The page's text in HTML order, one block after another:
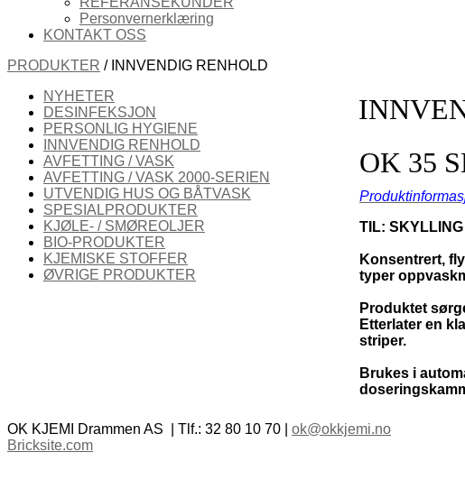
Personvernerklæring
KONTAKT OSS
PRODUKTER / INNVENDIG RENHOLD
NYHETER
DESINFEKSJON
PERSONLIG HYGIENE
INNVENDIG RENHOLD
AVFETTING / VASK
AVFETTING / VASK 2000-SERIEN
UTVENDIG HUS OG BÅTVASK
SPESIALPRODUKTER
KJØLE- / SMØREOLJER
BIO-PRODUKTER
KJEMISKE STOFFER
ØVRIGE PRODUKTER
OK 35
TIL:
Konsentrert,
typer
Produktet
Etterlater en
striper.
Brukes i
OK KJEMI Drammen AS | Tlf.: 32 80 10 70 | ok@okkjemi.no
Bricksite.com